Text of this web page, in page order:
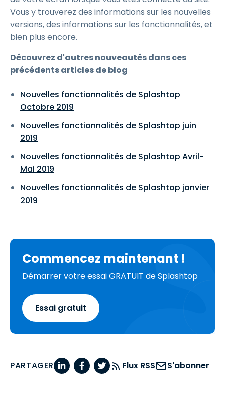
Vous y trouverez des informations sur les nouvelles
versions, des informations sur les fonctionnalités, et
bien plus encore.
Découvrez d'autres nouveautés dans ces
précédents articles de blog
Nouvelles fonctionnalités de Splashtop
Octobre 2019
Nouvelles fonctionnalités de Splashtop juin
2019
Nouvelles fonctionnalités de Splashtop Avril-
Mai 2019
Nouvelles fonctionnalités de Splashtop janvier
2019
Commencez maintenant !
Démarrer votre essai GRATUIT de Splashtop
Essai gratuit
PARTAGER Flux RSS S'abonner